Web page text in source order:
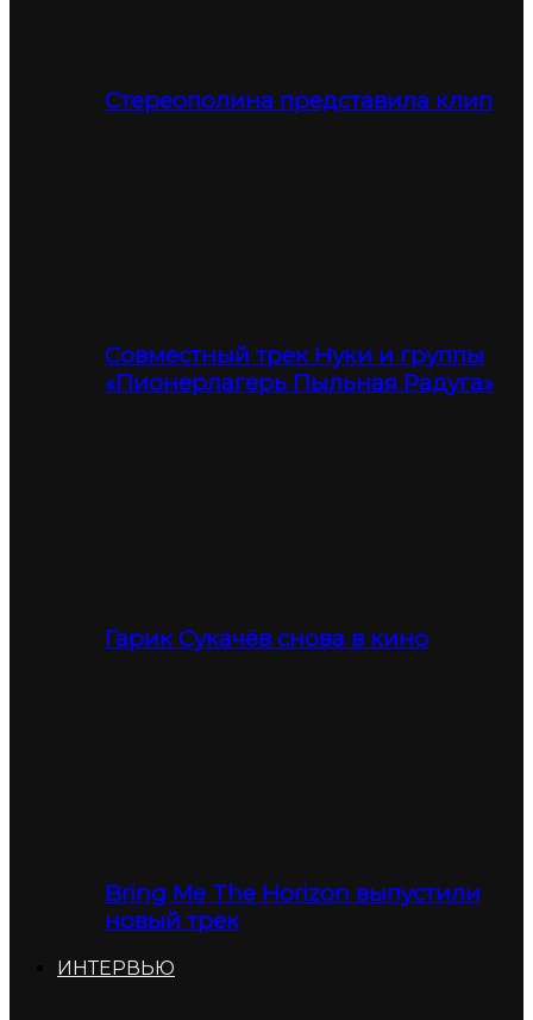
Стереополина представила клип
Совместный трек Нуки и группы
«Пионерлагерь Пыльная Радуга»
Гарик Сукачёв снова в кино
Bring Me The Horizon выпустили
новый трек
ИНТЕРВЬЮ